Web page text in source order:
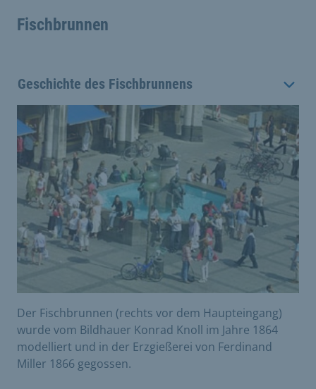
Fischbrunnen
Geschichte des Fischbrunnens
Der Fischbrunnen (rechts vor dem Haupteingang)
wurde vom Bildhauer Konrad Knoll im Jahre 1864
modelliert und in der Erzgießerei von Ferdinand
Miller 1866 gegossen.